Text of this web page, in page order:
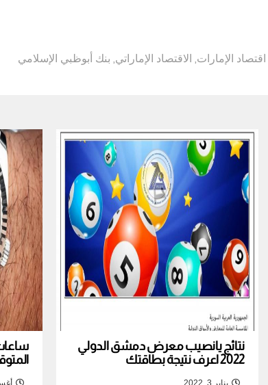
اقتصاد الإمارات, الاقتصاد الإماراتي, بنك أبوظبي الإسلامي
نتائج يانصيب معرض دمشق الدولي
2022 اعرف نتيجة بطاقتك
يناير 3, 2022